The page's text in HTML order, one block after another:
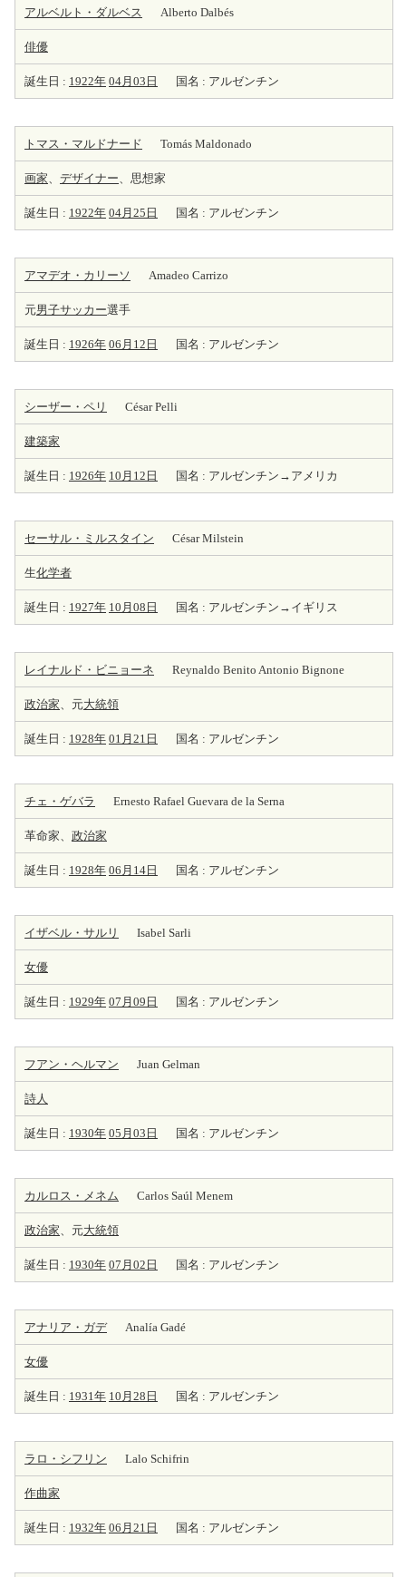
アルベルト・ダルベス Alberto Dalbés
俳優
誕生日 : 1922年 04月03日 国名 : アルゼンチン
トマス・マルドナード Tomás Maldonado
画家、 デザイナー、思想家
誕生日 : 1922年 04月25日 国名 : アルゼンチン
アマデオ・カリーソ Amadeo Carrizo
元男子サッカー選手
誕生日 : 1926年 06月12日 国名 : アルゼンチン
シーザー・ペリ César Pelli
建築家
誕生日 : 1926年 10月12日 国名 : アルゼンチン→アメリカ
セーサル・ミルスタイン César Milstein
生化学者
誕生日 : 1927年 10月08日 国名 : アルゼンチン→イギリス
レイナルド・ビニョーネ Reynaldo Benito Antonio Bignone
政治家、元大統領
誕生日 : 1928年 01月21日 国名 : アルゼンチン
チェ・ゲバラ Ernesto Rafael Guevara de la Serna
革命家、 政治家
誕生日 : 1928年 06月14日 国名 : アルゼンチン
イザベル・サルリ Isabel Sarli
女優
誕生日 : 1929年 07月09日 国名 : アルゼンチン
フアン・ヘルマン Juan Gelman
詩人
誕生日 : 1930年 05月03日 国名 : アルゼンチン
カルロス・メネム Carlos Saúl Menem
政治家、元大統領
誕生日 : 1930年 07月02日 国名 : アルゼンチン
アナリア・ガデ Analía Gadé
女優
誕生日 : 1931年 10月28日 国名 : アルゼンチン
ラロ・シフリン Lalo Schifrin
作曲家
誕生日 : 1932年 06月21日 国名 : アルゼンチン